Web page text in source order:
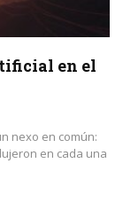
en el
nexo en común:
en cada una